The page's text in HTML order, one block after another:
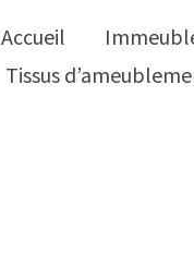
Accueil
Tissus